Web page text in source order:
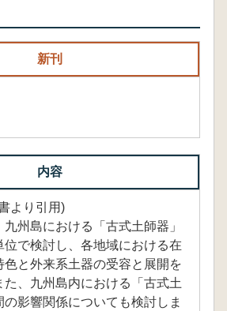
新刊
内容
より引用)
州島における「古式土師器」
位で検討し、各地域における在
色と外来系土器の受容と展開を
た、九州島内における「古式土
の影響関係についても検討しま